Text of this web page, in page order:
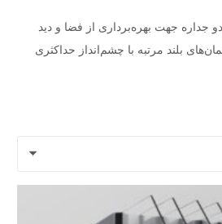
دو جداره جهت بهره‌برداری از فضا و دید
بلند مرتبه با چشم‌انداز حداکثری